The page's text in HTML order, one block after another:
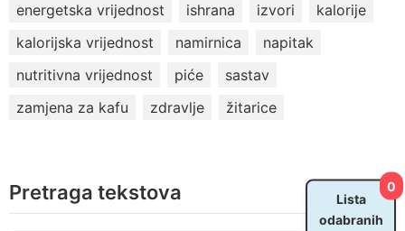
energetska vrijednost
ishrana izvori
kalorije
kalorijska vrijednost
namirnica
napitak
nutritivna vrijednost
piće
sastav
zamjena za kafu
zdravlje žitarice
Pretraga tekstova
0
Lista
odabranih